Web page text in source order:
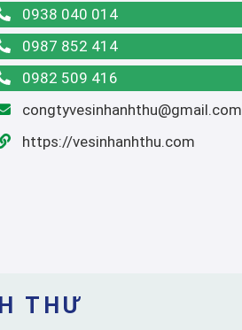
0938 040 014
0987 852 414
0982 509 416
congtyvesinhanhthu@gmail.com
https://vesinhanhthu.com
THƯ